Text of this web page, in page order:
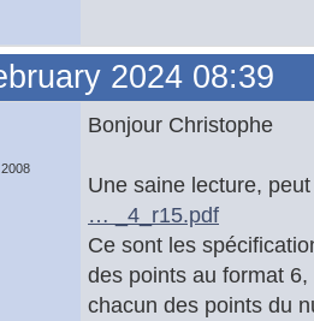
2024 08:39
Bonjour Christophe
Une saine lecture,
… _4_r15.pdf
Ce sont les
des points au format
chacun des points du